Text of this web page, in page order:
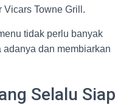
Vicars Towne Grill.
tidak perlu banyak
dan membiarkan
Selalu Siap